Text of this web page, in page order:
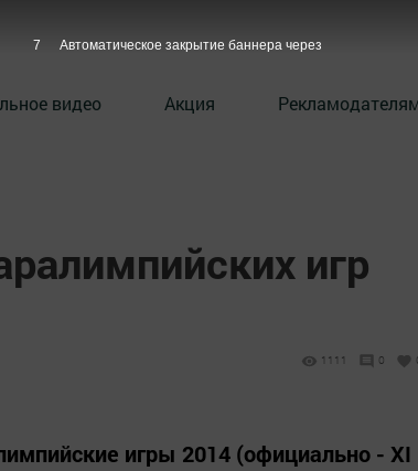
видео Акция
игр
1111 0
игры 2014 (официально - XI
6 Автоматическое закрытие баннера через